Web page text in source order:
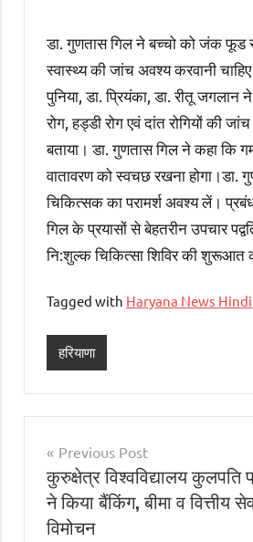
डा. गुणतास गिल ने बच्चो को जंक फूड
स्वास्थ्य की जांच अवश्य करवानी
पुनिया, डा. प्रियंका, डा. रीतू
रोग, हड्डी रोग एवं दांत रोगियों की
बताया। डा. गुणतास गिल ने कहा कि
वातावरण को स्वचछ रखना
चिकित्सक का परामर्श अवश्य लें।
गिल के प्रयासों से बेहतरीन उपचार
नि:शुल्क चिकित्सा शिविर की शुरूआत
Tagged with Haryana News Hindi
हरियाणा
Post
navigation
Previous Post
कुरुक्षेत्र विश्वविद्यालय
ने किया बैंकिंग, बीमा व वित्तीय
विमोचन